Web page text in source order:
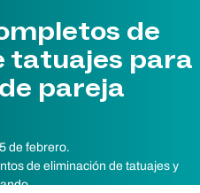
de
tatuajes para
pareja
de febrero.
de eliminación de tatuajes y